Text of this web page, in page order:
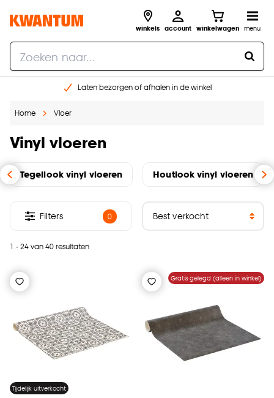
winkels account winkelwagen menu
Laten bezorgen of afhalen in de winkel
Home Vloer
Vinyl vloeren
Tegellook vinyl vloeren Houtlook vinyl vloeren
1 - 24 van 40 resultaten
Filters 0
Tijdelijk uitverkocht
Gratis gelegd (alleen in winkel)